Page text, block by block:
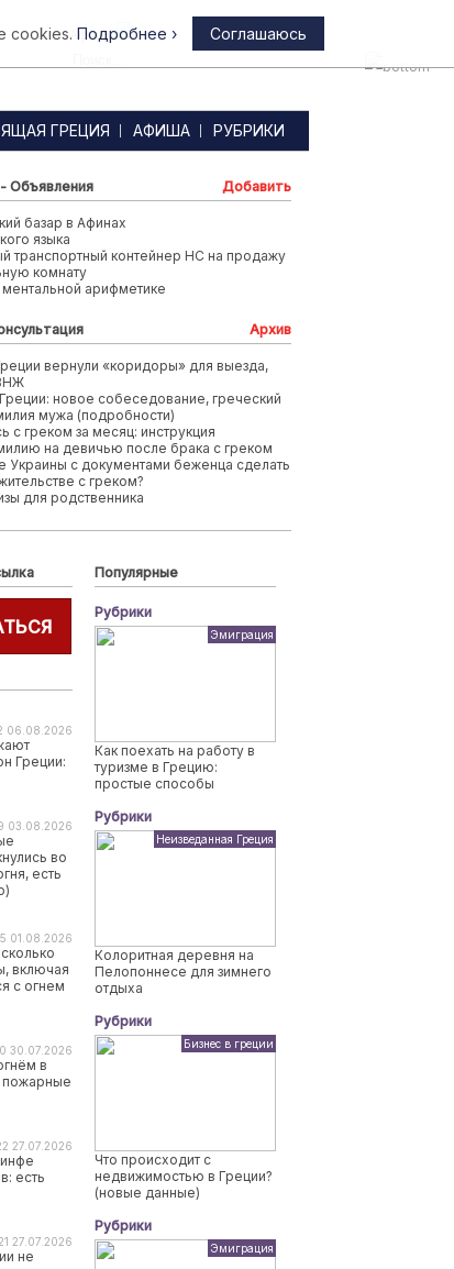
Афины
ГРЕЦИЯ АФИША РУБРИКИ
- Объявления Добавить
базар в Афинах
языка
транспортный контейнер HC на продажу
комнату
арифметике
Архив
вернули «коридоры» для выезда,
новое собеседование, греческий
мужа (подробности)
с греком за месяц: инструкция
на девичью после брака с греком
Украины с документами беженца сделать
с греком?
для родственника
06.08.2026
Греции:
03.08.2026
во
есть
01.08.2026
включая
с огнем
30.07.2026
в
пожарные
27.07.2026
есть
27.07.2026
не
Популярные
Рубрики
Эмиграция
Как поехать на работу в
туризме в Грецию:
простые способы
Рубрики
Неизведанная Греция
Колоритная деревня на
Пелопоннесе для зимнего
отдыха
Рубрики
Бизнес в греции
Что происходит с
недвижимостью в Греции?
(новые данные)
Рубрики
Эмиграция
cookies. Подробнее › Соглашаюсь